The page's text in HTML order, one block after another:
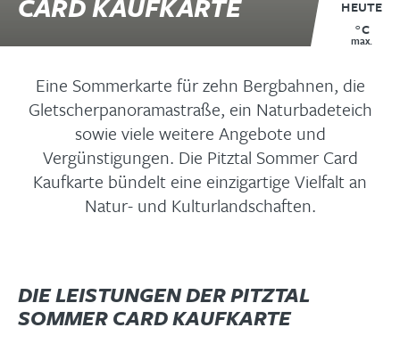
CARD KAUFKARTE
HEUTE
°C
max.
Eine Sommerkarte für zehn Bergbahnen, die
Gletscherpanoramastraße, ein Naturbadeteich
sowie viele weitere Angebote und
Vergünstigungen. Die Pitztal Sommer Card
Kaufkarte bündelt eine einzigartige Vielfalt an
Natur- und Kulturlandschaften.
DIE LEISTUNGEN DER PITZTAL
SOMMER CARD KAUFKARTE